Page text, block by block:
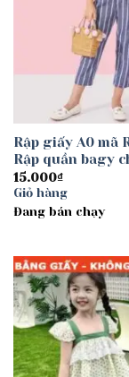
Rập giấy A0 mã
Rập quần bagy
15.000₫
Giỏ hàng
Đang bán chạy